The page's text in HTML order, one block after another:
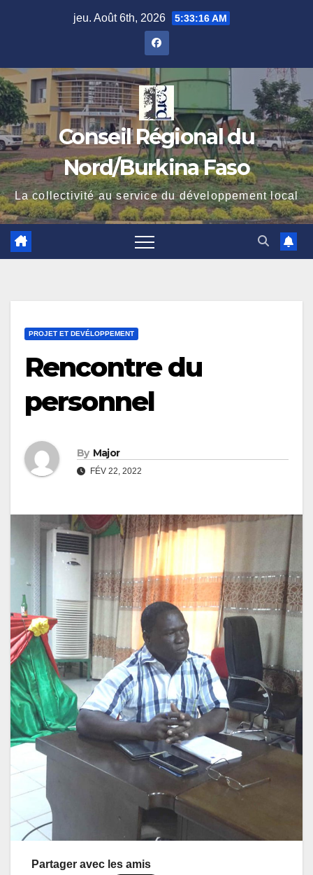
jeu. Août 6th, 2026 5:33:17 AM
Conseil Régional du
Nord/Burkina Faso
La collectivité au service du développement local
PROJET ET DEVÉLOPPEMENT
Rencontre du
personnel
By Major
FÉV 22, 2022
Partager avec les amis